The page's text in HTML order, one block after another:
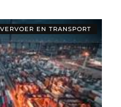
VERVOER EN TRANSPORT